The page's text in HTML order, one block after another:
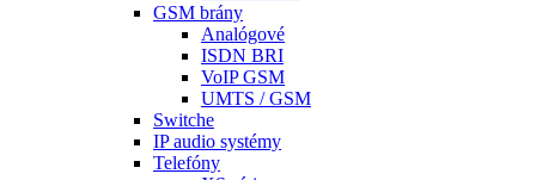
GSM brány
Analógové
ISDN BRI
VoIP GSM
UMTS / GSM
Switche
IP audio systémy
Telefóny